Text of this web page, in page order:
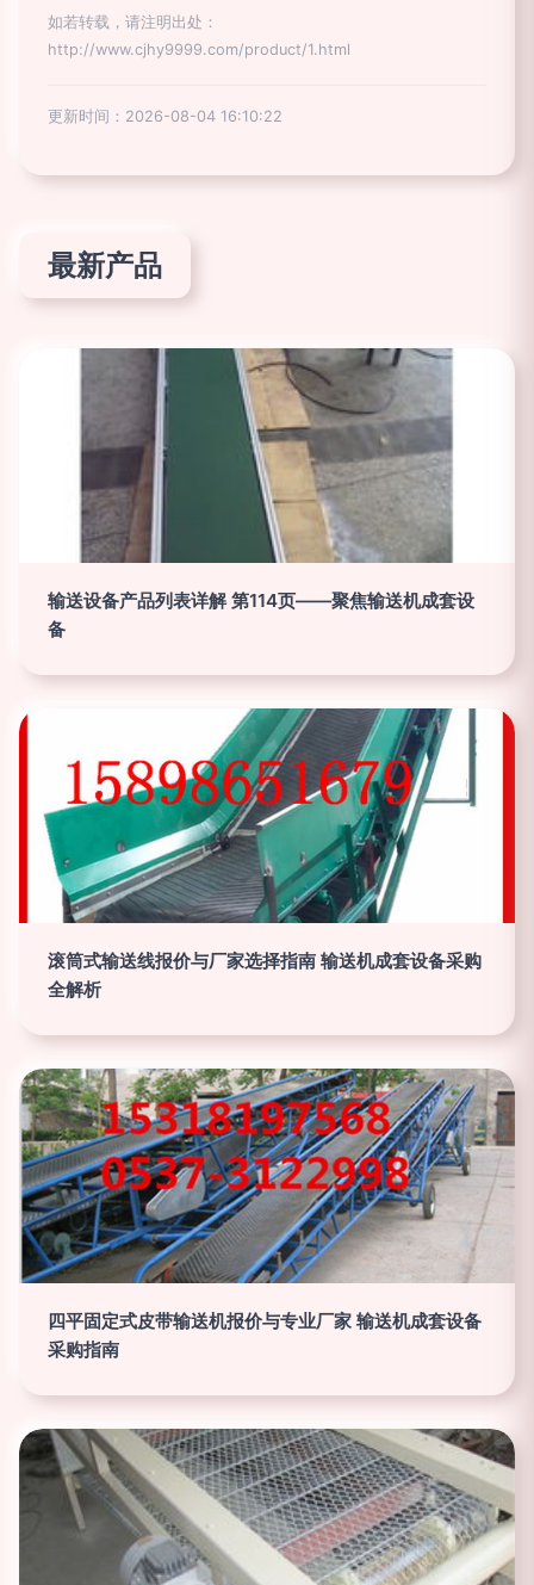
如若转载，请注明出处：
http://www.cjhy9999.com/product/1.html
更新时间：2026-08-04 16:10:22
最新产品
输送设备产品列表详解 第114页——聚焦输送机成套设
备
滚筒式输送线报价与厂家选择指南 输送机成套设备采购
全解析
四平固定式皮带输送机报价与专业厂家 输送机成套设备
采购指南